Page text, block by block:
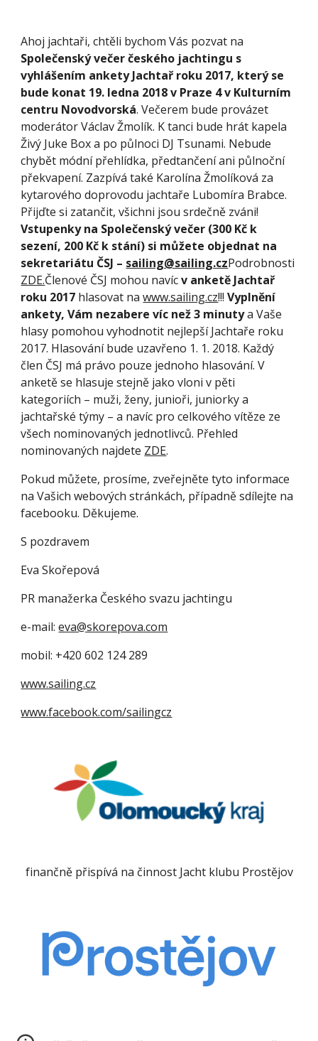
Společenský večer českého jachtingu s
vyhlášením ankety Jachtař roku 2017, který se
bude konat 19. ledna 2018 v Praze 4 v Kulturním
centru Novodvorská. Večerem bude provázet
moderátor Václav Žmolík. K tanci bude hrát kapela
Živý Juke Box a po půlnoci DJ Tsunami. Nebude
chybět módní přehlídka, předtančení ani půlnoční
překvapení. Zazpívá také Karolína Žmolíková za
kytarového doprovodu jachtaře Lubomíra Brabce.
Vstupenky na Společenský večer (300 Kč k
sezení, 200 Kč k stání) si můžete objednat na
sekretariátu ČSJ – sailing@sailing.czPodrobnosti
ZDE.Členové ČSJ mohou navíc v anketě Jachtař
roku 2017 hlasovat na www.sailing.cz!!! Vyplnění
ankety, Vám nezabere víc než 3 minuty a Vaše
hlasy pomohou vyhodnotit nejlepší Jachtaře roku
2017. Hlasování bude uzavřeno 1. 1. 2018. Každý
člen ČSJ má právo pouze jednoho hlasování. V
anketě se hlasuje stejně jako vloni v pěti
kategoriích – muži, ženy, junioři, juniorky a
jachtařské týmy – a navíc pro celkového vítěze ze
všech nominovaných jednotlivců. Přehled
nominovaných najdete ZDE.
Pokud můžete, prosíme, zveřejněte tyto informace
na Vašich webových stránkách, případně sdílejte na
facebooku. Děkujeme.
S pozdravem
Eva Skořepová
PR manažerka Českého svazu jachtingu
e-mail: eva@skorepova.com
mobil: +420 602 124 289
www.sailing.cz
www.facebook.com/sailingcz
finančně přispívá na činnost Jacht klubu Prostějov